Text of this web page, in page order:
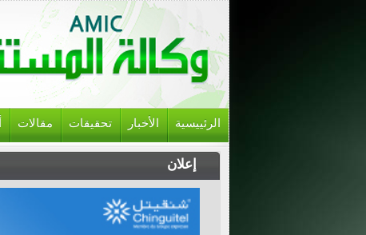
الرئييسية الأخبار تحقيقات مقالات
إعلان